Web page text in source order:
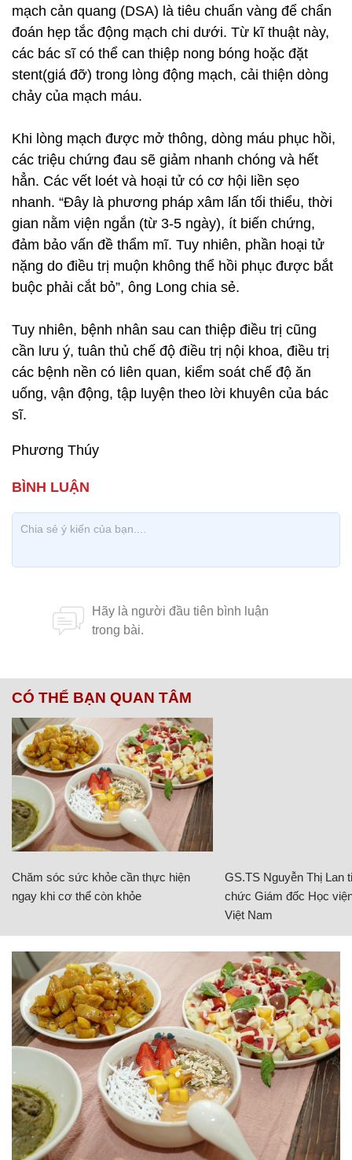
mạch cản quang (DSA) là tiêu chuẩn vàng để chẩn
đoán hẹp tắc động mạch chi dưới. Từ kĩ thuật này,
các bác sĩ có thể can thiệp nong bóng hoặc đặt
stent(giá đỡ) trong lòng động mạch, cải thiện dòng
chảy của mạch máu.
Khi lòng mạch được mở thông, dòng máu phục hồi,
các triệu chứng đau sẽ giảm nhanh chóng và hết
hẳn. Các vết loét và hoại tử có cơ hội liền sẹo
nhanh. “Đây là phương pháp xâm lấn tối thiểu, thời
gian nằm viện ngắn (từ 3-5 ngày), ít biến chứng,
đảm bảo vấn đề thẩm mĩ. Tuy nhiên, phần hoại tử
nặng do điều trị muộn không thể hồi phục được bắt
buộc phải cắt bỏ”, ông Long chia sẻ.
Tuy nhiên, bệnh nhân sau can thiệp điều trị cũng
cần lưu ý, tuân thủ chế độ điều trị nội khoa, điều trị
các bệnh nền có liên quan, kiểm soát chế độ ăn
uống, vận động, tập luyện theo lời khuyên của bác
sĩ.
Phương Thúy
CÓ THỂ BẠN QUAN TÂM
Chăm sóc sức khỏe cần thực hiện
ngay khi cơ thể còn khỏe
GS.TS Nguyễn Thị Lan
chức Giám đốc Học
Việt Nam